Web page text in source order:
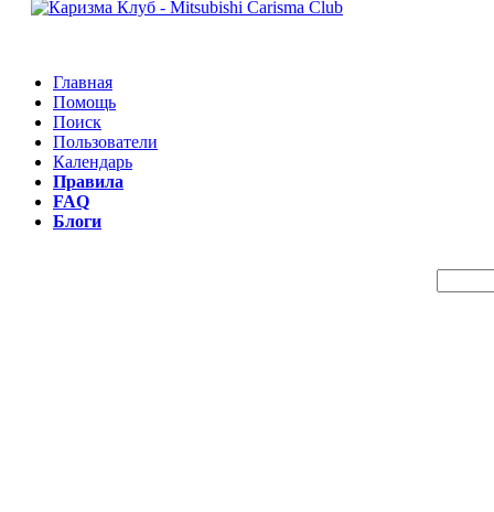
Главная
Помощь
Поиск
Пользователи
Календарь
Правила
FAQ
Блоги